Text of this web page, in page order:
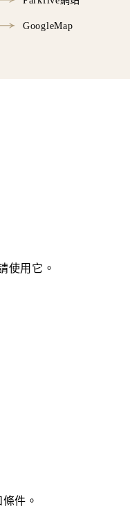
GoogleMap
使用它。
件。